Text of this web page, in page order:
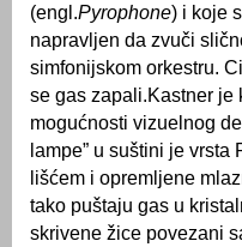
(engl.Pyrophone) i koje
napravljen da zvuči
simfonijskom orkestru.
se gas zapali.Kastner je
mogućnosti vizuelnog
lampe” u suštini je vrsta
lišćem i opremljene
tako puštaju gas u
skrivene žice povezani